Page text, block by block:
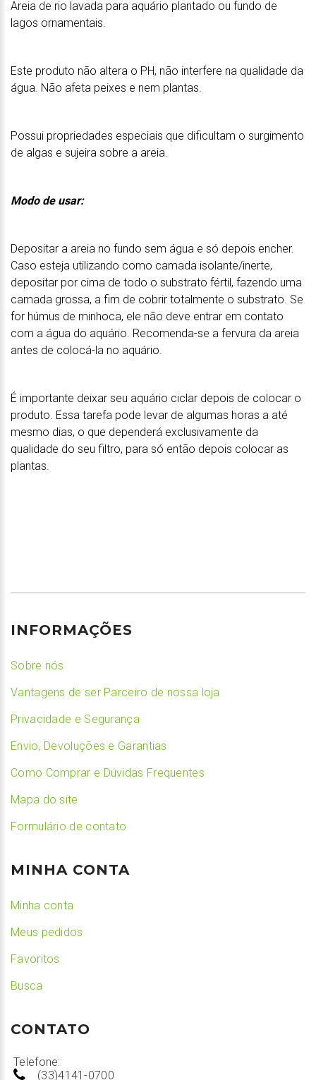
Areia de rio lavada para aquário plantado ou fundo de
lagos ornamentais.
Este produto não altera o PH, não interfere na qualidade da
água. Não afeta peixes e nem plantas.
Possui propriedades especiais que dificultam o surgimento
de algas e sujeira sobre a areia.
Modo de usar:
Depositar a areia no fundo sem água e só depois encher.
Caso esteja utilizando como camada isolante/inerte,
depositar por cima de todo o substrato fértil, fazendo uma
camada grossa, a fim de cobrir totalmente o substrato. Se
for húmus de minhoca, ele não deve entrar em contato
com a água do aquário. Recomenda-se a fervura da areia
antes de colocá-la no aquário.
É importante deixar seu aquário ciclar depois de colocar o
produto. Essa tarefa pode levar de algumas horas a até
mesmo dias, o que dependerá exclusivamente da
qualidade do seu filtro, para só então depois colocar as
plantas.
INFORMAÇÕES
Sobre nós
Vantagens de ser Parceiro de nossa loja
Privacidade e Segurança
Envio, Devoluções e Garantias
Como Comprar e Dúvidas Frequentes
Mapa do site
Formulário de contato
MINHA CONTA
Minha conta
Meus pedidos
Favoritos
Busca
CONTATO
Telefone:
(33)4141-0700